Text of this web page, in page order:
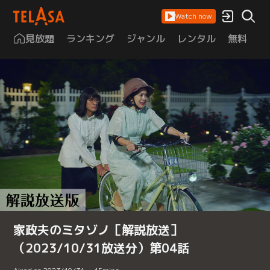
Watch now
見放題 ランキング ジャンル レンタル 無料
家政夫のミタゾノ［解説放送］
（2023/10/31放送分）第04話